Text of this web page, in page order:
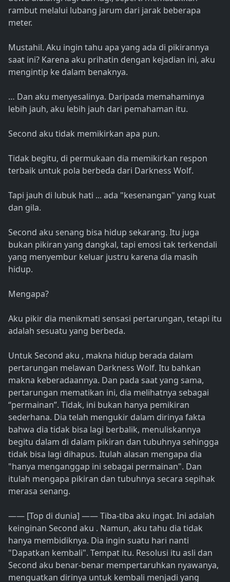
rambut melalui lubang jarum dari jarak beberapa
meter.
Mustahil. Aku ingin tahu apa yang ada di pikirannya
saat ini? Karena aku prihatin dengan kejadian ini, aku
mengintip ke dalam benaknya.
… Dan aku menyesalinya. Daripada memahaminya
lebih jauh, aku lebih jauh dari pemahaman itu.
Second aku tidak memikirkan apa pun.
Tidak begitu, di permukaan dia memikirkan respon
terbaik untuk pola berbeda dari Darkness Wolf.
Tapi jauh di lubuk hati ... ada "kesenangan" yang kuat
dan gila.
Second aku senang bisa hidup sekarang. Itu juga
bukan pikiran yang dangkal, tapi emosi tak terkendali
yang menyembur keluar justru karena dia masih
hidup.
Mengapa?
Aku pikir dia menikmati sensasi pertarungan, tetapi itu
adalah sesuatu yang berbeda.
Untuk Second aku , makna hidup berada dalam
pertarungan melawan Darkness Wolf. Itu bahkan
makna keberadaannya. Dan pada saat yang sama,
pertarungan mematikan ini, dia melihatnya sebagai
“permainan”. Tidak, ini bukan hanya pemikiran
sederhana. Dia telah mengukir dalam dirinya fakta
bahwa dia tidak bisa lagi berbalik, menuliskannya
begitu dalam di dalam pikiran dan tubuhnya sehingga
tidak bisa lagi dihapus. Itulah alasan mengapa dia
"hanya menganggap ini sebagai permainan". Dan
itulah mengapa pikiran dan tubuhnya secara sepihak
merasa senang.
―― [Top di dunia] ―― Tiba-tiba aku ingat. Ini adalah
keinginan Second aku . Namun, aku tahu dia tidak
hanya membidiknya. Dia ingin suatu hari nanti
"Dapatkan kembali". Tempat itu. Resolusi itu asli dan
Second aku benar-benar mempertaruhkan nyawanya,
menguatkan dirinya untuk kembali menjadi yang